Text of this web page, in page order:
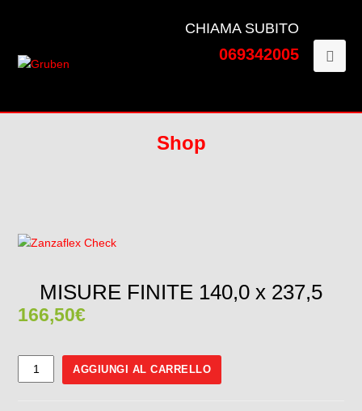
CHIAMA SUBITO
069342005
Shop
MISURE FINITE 140,0 x 237,5
166,50€
MISURE
FINITE
AGGIUNGI AL CARRELLO